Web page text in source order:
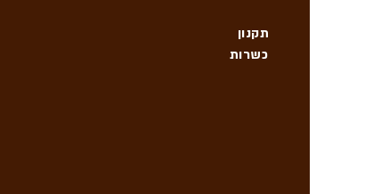
כשרות
תקנון